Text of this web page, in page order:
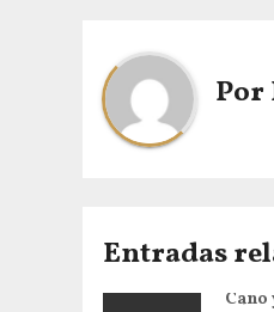
Por
Entradas
Cano